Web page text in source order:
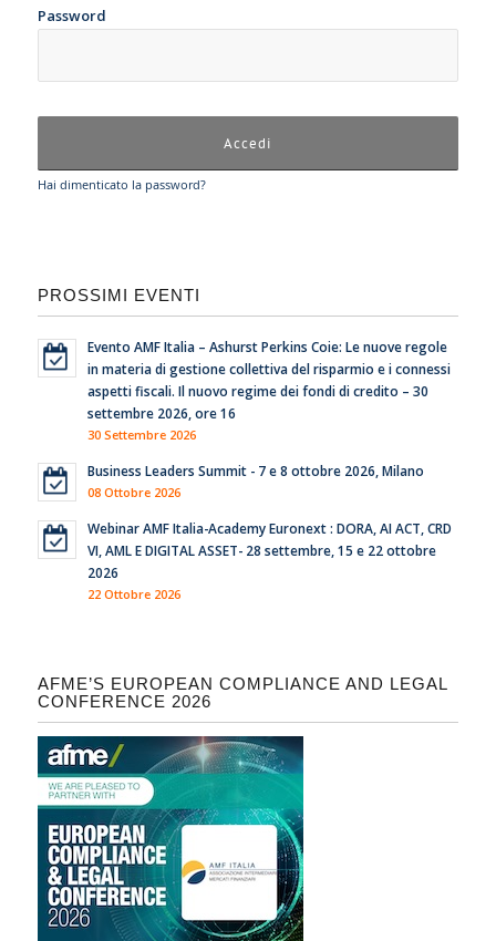
Password
Hai dimenticato la password?
PROSSIMI EVENTI
Evento AMF Italia – Ashurst Perkins Coie: Le nuove regole
in materia di gestione collettiva del risparmio e i connessi
aspetti fiscali. Il nuovo regime dei fondi di credito – 30
settembre 2026, ore 16
30 Settembre 2026
Business Leaders Summit - 7 e 8 ottobre 2026, Milano
08 Ottobre 2026
Webinar AMF Italia-Academy Euronext : DORA, AI ACT, CRD
VI, AML E DIGITAL ASSET- 28 settembre, 15 e 22 ottobre
2026
22 Ottobre 2026
AFME’S EUROPEAN COMPLIANCE AND LEGAL
CONFERENCE 2026